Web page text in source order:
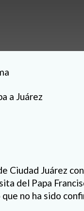
a Juárez
Ciudad Juárez
del Papa
no ha sido